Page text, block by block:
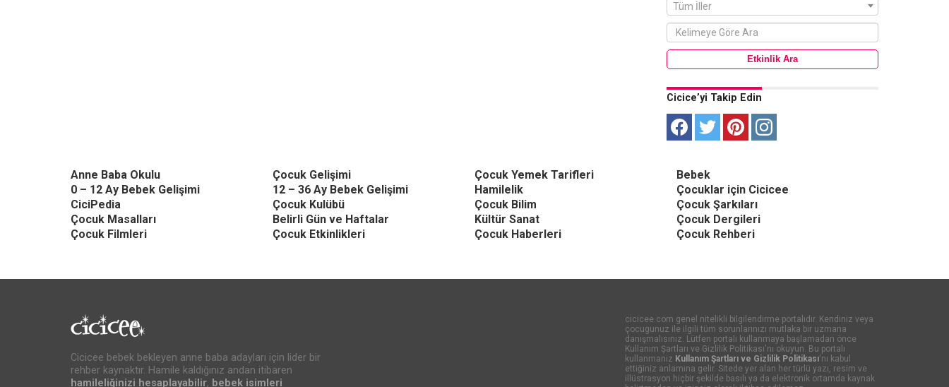
Tüm İller
Cicice’yi Takip Edin
Anne Baba Okulu Çocuk Gelişimi Çocuk Yemek Tarifleri
Bebek
0 – 12 Ay Bebek Gelişimi
12 – 36 Ay Bebek Gelişimi Hamilelik
Çocuklar için Cicicee
CiciPedia
Çocuk Kulübü Çocuk Bilim
Çocuk Şarkıları
Çocuk Masalları
Belirli Gün ve Haftalar Kültür Sanat
Çocuk Dergileri
Çocuk Filmleri
Çocuk Etkinlikleri Çocuk Haberleri Çocuk Rehberi
Cicicee bebek bekleyen anne baba adayları için lider bir
rehber kaynaktır. Hamile kaldığınız andan itibaren
hamileliğinizi hesaplayabilir, bebek isimleri
cicicee.com genel nitelikli bilgilendirme portalıdır. Kendiniz veya
çocugunuz ile ilgili tüm sorunlarınızı mutlaka bir uzmana
danışmalısınız. Lütfen portalı kullanmaya başlamadan önce
Kullanım Şartları ve Gizlilik Politikası'nı okuyun. Bu portalı
kullanmanız Kullanım Şartları ve Gizlilik Politikası'nı kabul
ettiğiniz anlamına gelir. Sitede yer alan her türlü yazı, resim ve
illüstrasyon hiçbir şekilde basılı ya da elektronik ortamda kaynak